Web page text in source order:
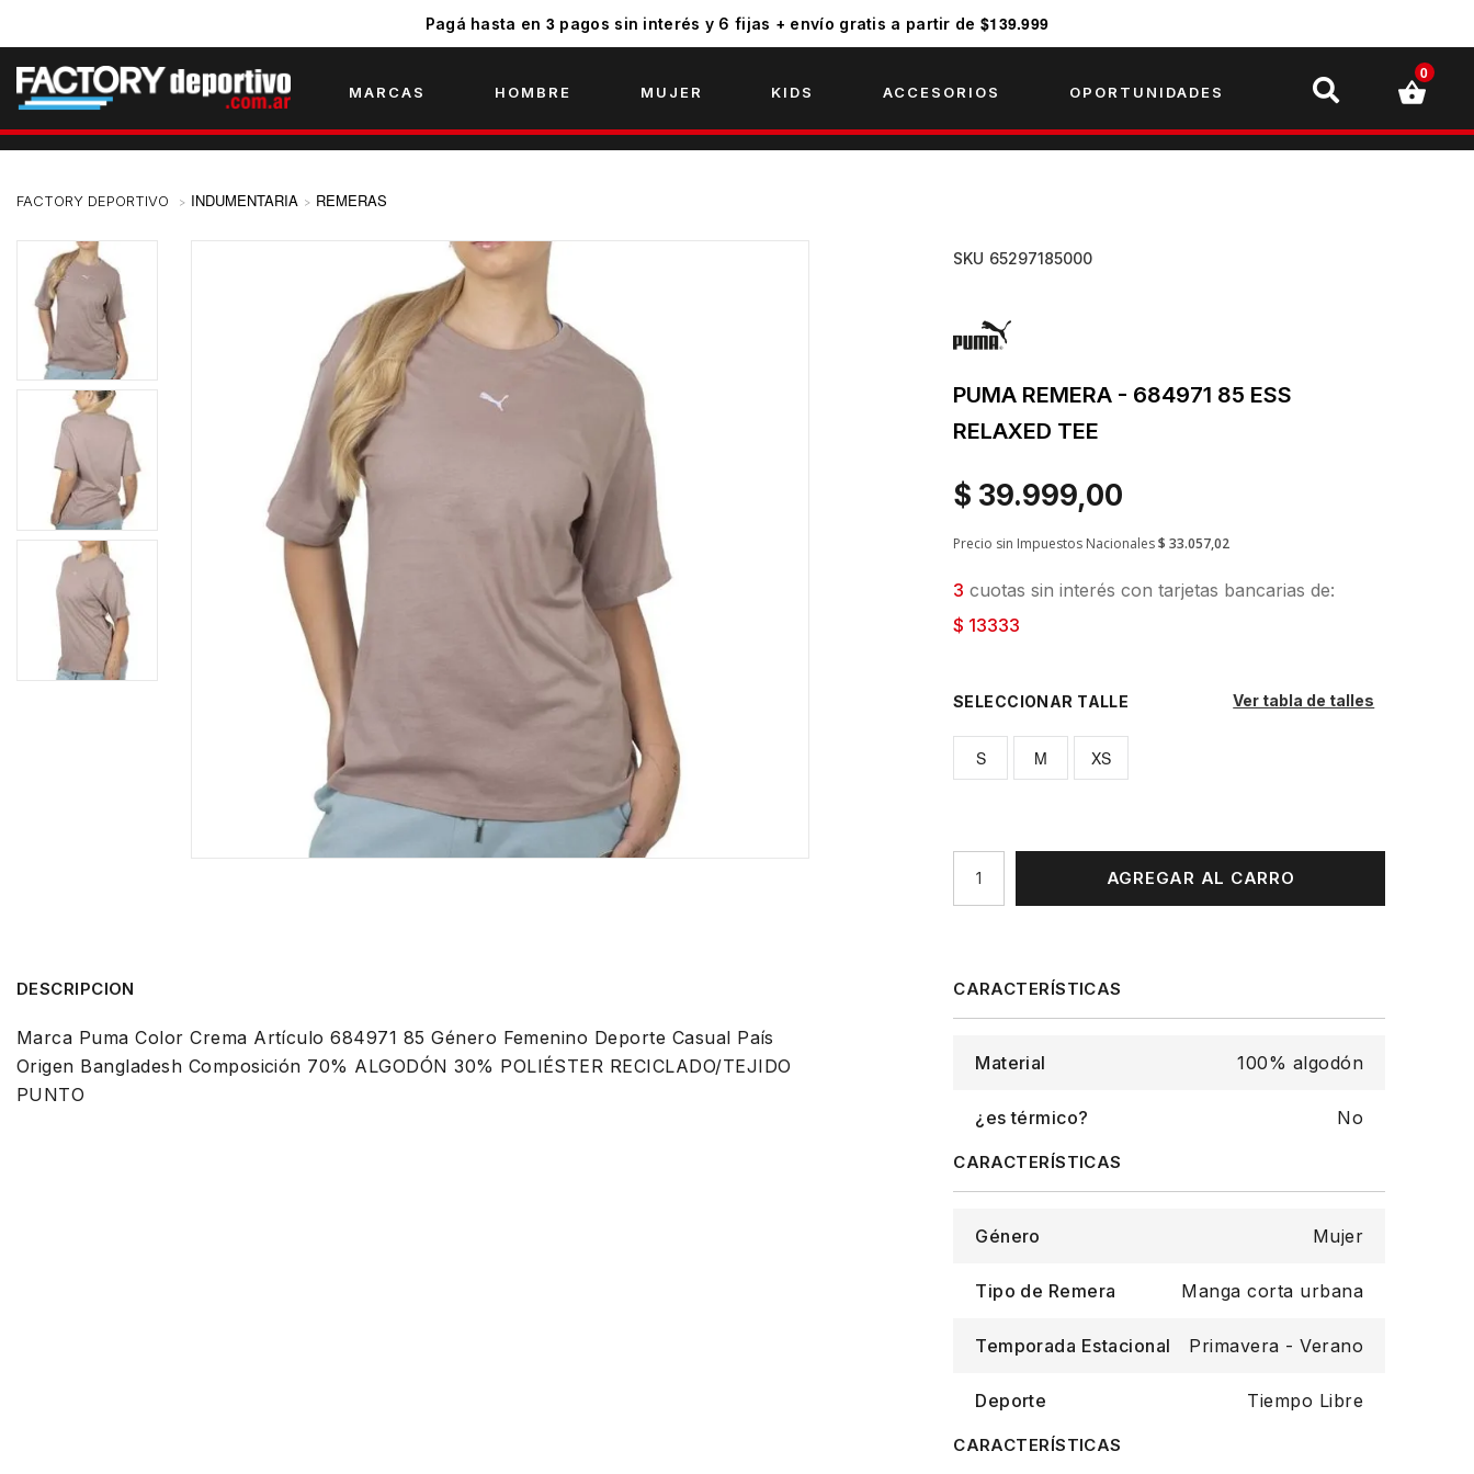
Pagá hasta en 3 pagos sin interés y 6 fijas + envío gratis a partir de $139.999
MARCAS HOMBRE MUJER KIDS ACCESORIOS OPORTUNIDADES
0
INDUMENTARIA REMERAS
SKU 65297185000
PUMA REMERA - 684971 85 ESS
RELAXED TEE
$ 39.999,00
Precio sin Impuestos Nacionales$ 33.057,02
3 cuotas sin interés con tarjetas bancarias de:
$ 13333
Ver tabla de talles
TALLE
S M XS
AGREGAR AL CARRO
DESCRIPCION
Marca Puma Color Crema Artículo 684971 85 Género Femenino Deporte Casual País
Origen Bangladesh Composición 70% ALGODÓN 30% POLIÉSTER RECICLADO/TEJIDO
PUNTO
Material 100% algodón
¿es térmico? No
Género Mujer
Tipo de Remera Manga corta urbana
Temporada Estacional Primavera - Verano
Deporte Tiempo Libre